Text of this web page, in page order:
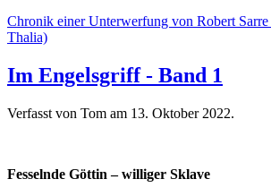
Chronik einer Unterwerfung von Robert
Thalia)
Im Engelsgriff - Band 1
Verfasst von Tom am 13. Oktober 2022.
Fesselnde Göttin – williger Sklave